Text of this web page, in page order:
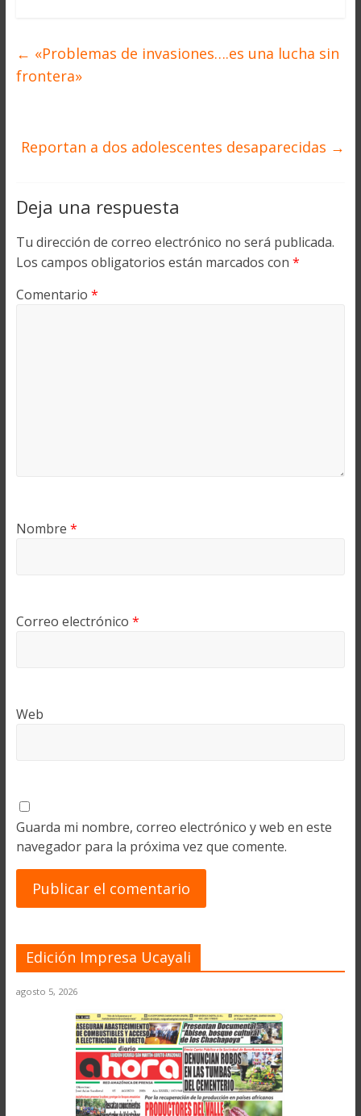
← «Problemas de invasiones….es una lucha sin
frontera»
Reportan a dos adolescentes desaparecidas →
Deja una respuesta
Tu dirección de correo electrónico no será publicada.
Los campos obligatorios están marcados con *
Comentario *
Nombre *
Correo electrónico *
Web
Guarda mi nombre, correo electrónico y web en este
navegador para la próxima vez que comente.
Edición Impresa Ucayali
agosto 5, 2026